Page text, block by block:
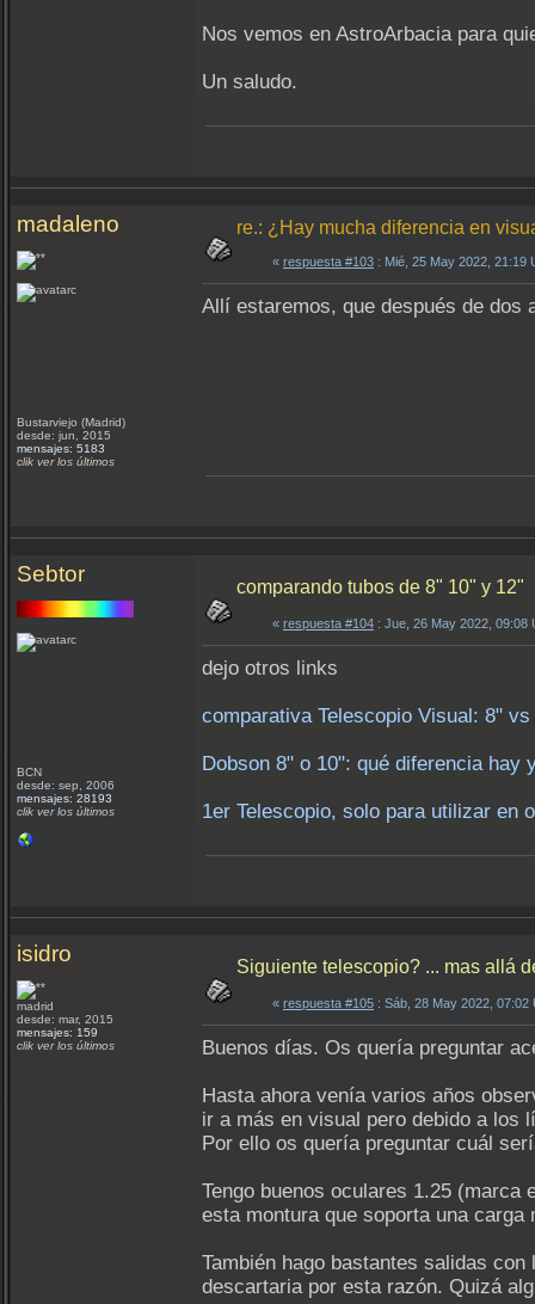
Nos vemos en AstroArbacia para
Un saludo.
madaleno
Bustarviejo (Madrid)
desde: jun, 2015
mensajes: 5183
clik ver los últimos
re.: ¿Hay mucha diferencia en
« respuesta #103 : Mié, 25 May 2022, 21:19
Allí estaremos, que después de dos
Sebtor
BCN
desde: sep, 2006
mensajes: 28193
clik ver los últimos
comparando tubos de 8" 10" y 12"
« respuesta #104 : Jue, 26 May 2022, 09:08
dejo otros links
comparativa Telescopio Visual: 8"
Dobson 8" o 10": qué diferencia hay
1er Telescopio, solo para utilizar en
isidro
madrid
desde: mar, 2015
mensajes: 159
clik ver los últimos
Siguiente telescopio? ... mas allá
« respuesta #105 : Sáb, 28 May 2022, 07:02
Buenos días. Os quería preguntar
Hasta ahora venía varios años
ir a más en visual pero debido a los
Por ello os quería preguntar cuál
Tengo buenos oculares 1.25
esta montura que soporta una carga
También hago bastantes salidas
descartaria por esta razón. Quizá